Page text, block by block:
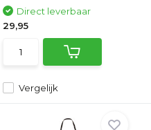
Vergelijk
Direct leverbaar
29,95